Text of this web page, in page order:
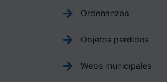
Ordenanzas
Objetos perdidos
Webs municipales